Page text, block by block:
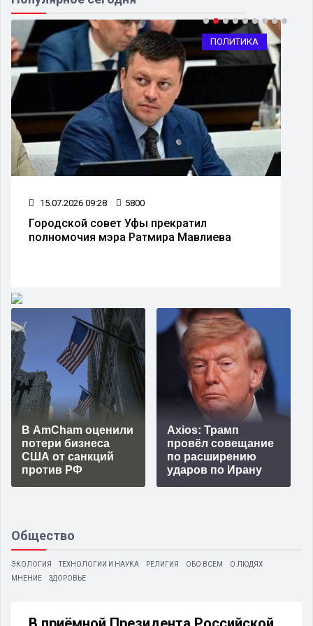
ПОЛИТИКА
15.07.2026 09:28 5800
Городской совет Уфы прекратил
полномочия мэра Ратмира Мавлиева
В AmCham оценили
потери бизнеса
США от санкций
против РФ
Axios: Трамп
провёл совещание
по расширению
ударов по Ирану
Общество
ЭКОЛОГИЯ ТЕХНОЛОГИИ И НАУКА РЕЛИГИЯ ОБО ВСЕМ
О ЛЮДЯХ
МНЕНИЕ
ЗДОРОВЬЕ